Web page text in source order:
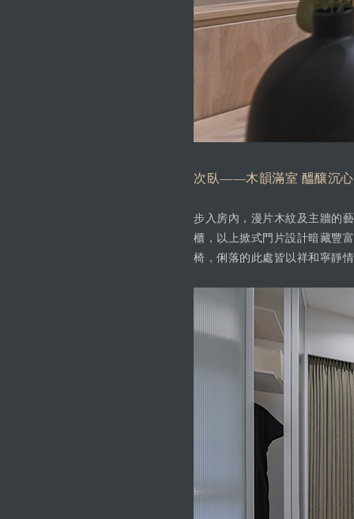
次臥——木韻滿室 醞釀沉
步入房內，漫片木紋及主牆的
櫃，以上掀式門片設計暗藏豐
椅，俐落的此處皆以祥和寧靜